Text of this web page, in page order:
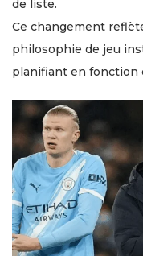
de liste.
Ce changement
philosophie de jeu
planifiant en fonction